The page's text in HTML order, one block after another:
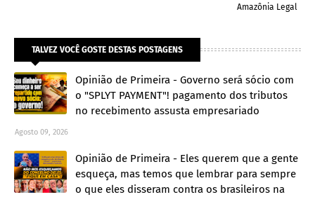
Amazônia Legal
TALVEZ VOCÊ GOSTE DESTAS POSTAGENS
Opinião de Primeira - Governo será sócio com
o "SPLYT PAYMENT"! pagamento dos tributos
no recebimento assusta empresariado
Agosto 09, 2026
Opinião de Primeira - Eles querem que a gente
esqueça, mas temos que lembrar para sempre
o que eles disseram contra os brasileiros na